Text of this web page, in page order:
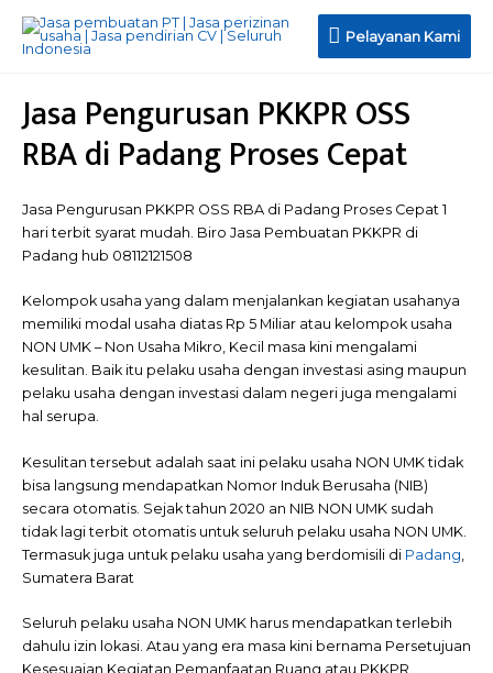
Pelayanan
Pelayanan Kami
Jasa Pengurusan PKKPR OSS
RBA di Padang Proses Cepat
Jasa Pengurusan PKKPR OSS RBA di Padang Proses Cepat 1
hari terbit syarat mudah. Biro Jasa Pembuatan PKKPR di
Padang hub 08112121508
Kelompok usaha yang dalam menjalankan kegiatan usahanya
memiliki modal usaha diatas Rp 5 Miliar atau kelompok usaha
NON UMK – Non Usaha Mikro, Kecil masa kini mengalami
kesulitan. Baik itu pelaku usaha dengan investasi asing maupun
pelaku usaha dengan investasi dalam negeri juga mengalami
hal serupa.
Kesulitan tersebut adalah saat ini pelaku usaha NON UMK tidak
bisa langsung mendapatkan Nomor Induk Berusaha (NIB)
secara otomatis. Sejak tahun 2020 an NIB NON UMK sudah
tidak lagi terbit otomatis untuk seluruh pelaku usaha NON UMK.
Termasuk juga untuk pelaku usaha yang berdomisili di Padang
Sumatera Barat
Seluruh pelaku usaha NON UMK harus mendapatkan terlebih
dahulu izin lokasi. Atau yang era masa kini bernama Persetujuan
Kesesuaian Kegiatan Pemanfaatan Ruang atau PKKPR.